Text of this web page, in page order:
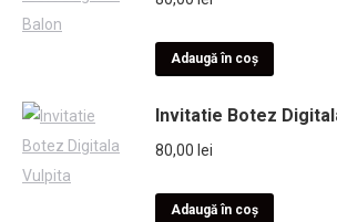
Adaugă în coș
Invitatie Botez
80,00 lei
Adaugă în coș